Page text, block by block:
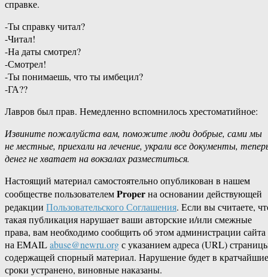
справке.
-Ты справку читал?
-Читал!
-На даты смотрел?
-Смотрел!
-Ты понимаешь, что ты имбецил?
-ГА??
Лавров был прав. Немедленно вспомнилось хрестоматийное:
Извините пожалуйста вам, поможите люди добрые, сами мы
не местные, приехали на лечение, украли все документы,
денег не хватает на вокзалах разместиться.
Настоящий материал самостоятельно опубликован в нашем
сообществе пользователемProperна основании действующей
редакции Пользовательского Соглашения. Если вы считаете,
такая публикация нарушает ваши авторские и/или смежные
права, вам необходимо сообщить об этом администрации сайта
на EMAILabuse@newru.orgс указанием адреса (URL)
содержащей спорный материал. Нарушение будет в кратчайшие
сроки устранено, виновные наказаны.